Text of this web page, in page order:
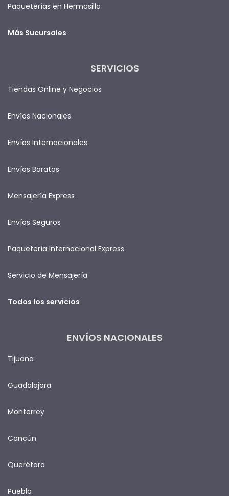
Paqueterías en Hermosillo
Más Sucursales
SERVICIOS
Tiendas Online y Negocios
Envíos Nacionales
Envíos Internacionales
Envíos Baratos
Mensajería Express
Envíos Seguros
Paquetería Internacional Express
Servicio de Mensajería
Todos los servicios
ENVÍOS NACIONALES
Tijuana
Guadalajara
Monterrey
Cancún
Querétaro
Puebla